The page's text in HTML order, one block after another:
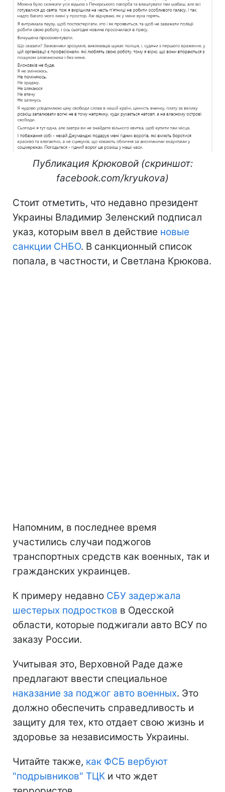
Публикация Крюковой (скриншот:
facebook.com/kryukova)
Стоит отметить, что недавно президент
Украины Владимир Зеленский подписал
указ, которым ввел в действие новые
санкции СНБО. В санкционный список
попала, в частности, и Светлана Крюкова.
Напомним, в последнее время
участились случаи поджогов
транспортных средств как военных, так и
гражданских украинцев.
К примеру недавно СБУ задержала
шестерых подростков в Одесской
области, которые поджигали авто ВСУ по
заказу России.
Учитывая это, Верховной Раде даже
предлагают ввести специальное
наказание за поджог авто военных. Это
должно обеспечить справедливость и
защиту для тех, кто отдает свою жизнь и
здоровье за независимость Украины.
Читайте также, как ФСБ вербуют
"подрывников" ТЦК и что ждет